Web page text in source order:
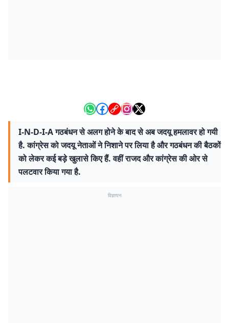
I-N-D-I-A गठबंधन से अलग होने के बाद से अब जदयू हमलावर हो गयी
है. कांग्रेस को जदयू नेताओं ने निशाने पर लिया है और गठबंधन की बैठकों
को लेकर कई बड़े खुलासे किए हैं. वहीं राजद और कांग्रेस की ओर से
पलटवार किया गया है.
विज्ञापन